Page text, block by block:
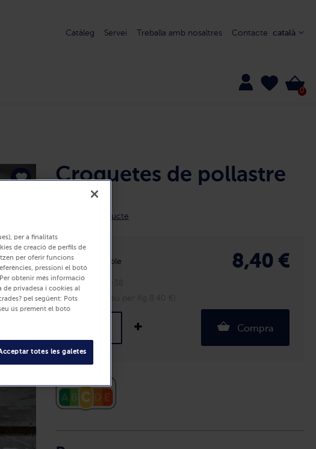
Catàleg Servei Treballa amb nosaltres Contacte català
0
Croquetes de pollastre
Detall del producte
Disponible 8,40 €
1000 g (Preu per Kg 8.40 €)
Compra
per a finalitats
de creació de perfils de
per oferir funcions
pressioni el botó
obtenir més informació
de privadesa i cookies al
pel següent: Pots
ús prement el botó
totes les galetes